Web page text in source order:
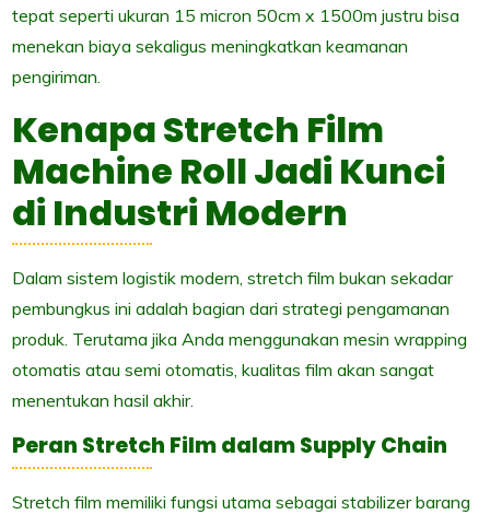
tepat seperti ukuran 15 micron 50cm x 1500m justru bisa
menekan biaya sekaligus meningkatkan keamanan
pengiriman.
Kenapa Stretch Film
Machine Roll Jadi Kunci
di Industri Modern
Dalam sistem logistik modern, stretch film bukan sekadar
pembungkus ini adalah bagian dari strategi pengamanan
produk. Terutama jika Anda menggunakan mesin wrapping
otomatis atau semi otomatis, kualitas film akan sangat
menentukan hasil akhir.
Peran Stretch Film dalam Supply Chain
Stretch film memiliki fungsi utama sebagai stabilizer barang